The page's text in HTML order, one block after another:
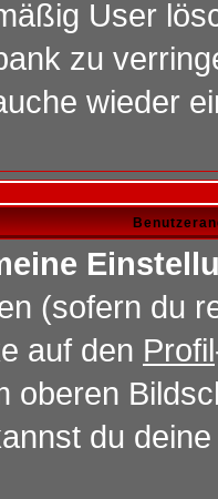
User
zu
wieder
(sofern du
auf den Profil
oberen
du